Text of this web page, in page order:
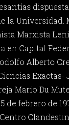
la Universidad.
Marxista
en Capital
Alberto
Exactas-
Mario Du
de febrero de